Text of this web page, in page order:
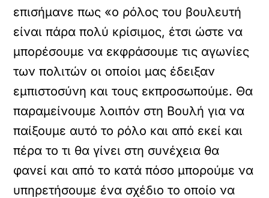
επισήμανε πως «ο ρόλος του βουλευτή
είναι πάρα πολύ κρίσιμος, έτσι ώστε να
μπορέσουμε να εκφράσουμε τις αγωνίες
των πολιτών οι οποίοι μας έδειξαν
εμπιστοσύνη και τους εκπροσωπούμε. Θα
παραμείνουμε λοιπόν στη Βουλή για να
παίξουμε αυτό το ρόλο και από εκεί και
πέρα το τι θα γίνει στη συνέχεια θα
φανεί και από το κατά πόσο μπορούμε να
υπηρετήσουμε ένα σχέδιο το οποίο να